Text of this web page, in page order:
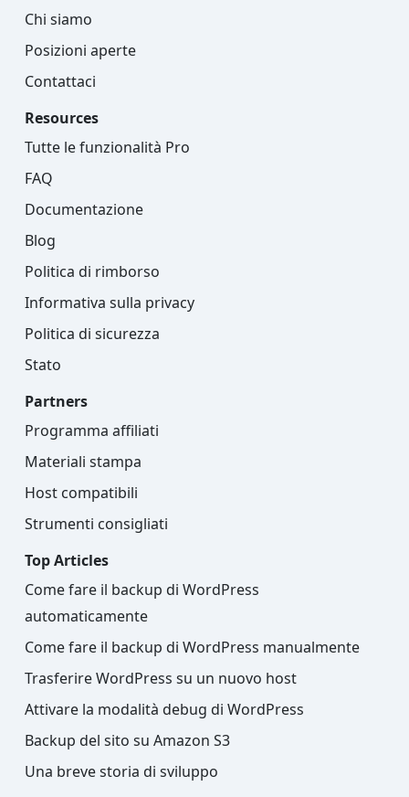
Chi siamo
Posizioni aperte
Contattaci
Resources
Tutte le funzionalità Pro
FAQ
Documentazione
Blog
Politica di rimborso
Informativa sulla privacy
Politica di sicurezza
Stato
Partners
Programma affiliati
Materiali stampa
Host compatibili
Strumenti consigliati
Top Articles
Come fare il backup di WordPress
automaticamente
Come fare il backup di WordPress manualmente
Trasferire WordPress su un nuovo host
Attivare la modalità debug di WordPress
Backup del sito su Amazon S3
Una breve storia di sviluppo